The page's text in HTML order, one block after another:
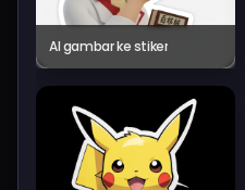
AI gambar ke stiker